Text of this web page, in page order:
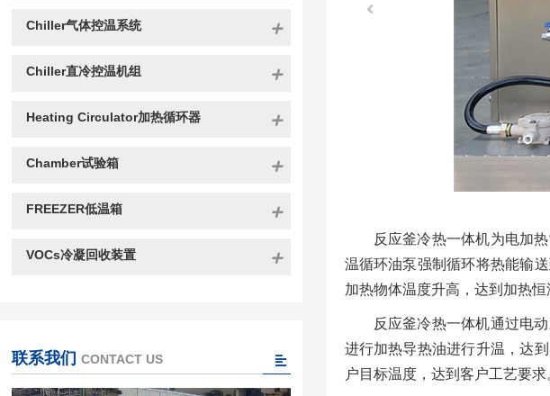
反应釜冷热一体机为电加
温循环油泵强制循环将热能输
加热物体温度升高，达到加热恒
反应釜冷热一体机通过电
进行加热导热油进行升温，达
户目标温度，达到客户工艺要求
Chiller气体控温系统
Chiller直冷控温机组
Heating Circulator加热循环器
Chamber试验箱
FREEZER低温箱
VOCs冷凝回收装置
联系我们 CONTACT US